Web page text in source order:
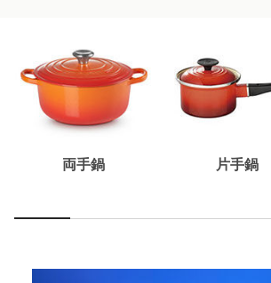
両手鍋 片手鍋